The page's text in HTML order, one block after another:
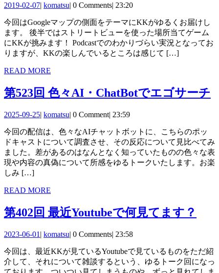
ー
シ
ョ
ン
で
を
ろ
2019-02-072019-
07
| komatsukomatsu
| 0 Comments| 23:20
今回はGoogleマップの側面をテーマにKKがゆるくお届けし
ます。 後半ではストリートビューを使った場所当てゲーム
にKKが挑みます！ Podcastでのわかりづらい実況となってお
りますが、KKの楽しんでいるところは感じて […]
READ MORE
第523回 色々AI・ChatBotでエゴサーチ
2025-09-252025-
25
| komatsukomatsu
| 0 Comment| 23:59
今回の配信は、色々なAIチャットボットに、こちらのポッ
ドキャストについて調査させ、その反応について見比べてみ
ました。差があるのはなんとなく知っていたものの色々な表
現や内容の真偽について所感をゆるトークいたします。お楽
しみ […]
READ MORE
第402回 最近Youtubeで何見てます？
最
2023-06-01 2023-
01
| komatsukomatsu
| 0 Comments| 23:58
今回は、最近KKが見ているYoutubeで見ているものをただ紹
介して、それについて雑談するという、ゆるトーク回になっ